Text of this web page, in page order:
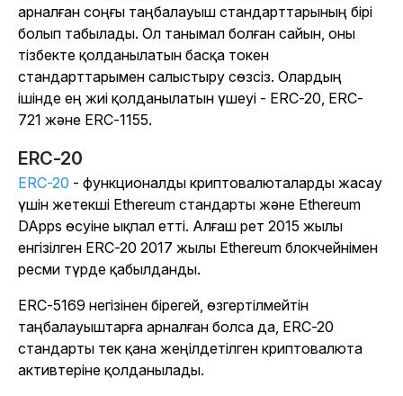
арналған соңғы таңбалауыш стандарттарының бірі
болып табылады. Ол танымал болған сайын, оны
тізбекте қолданылатын басқа токен
стандарттарымен салыстыру сөзсіз. Олардың
ішінде ең жиі қолданылатын үшеуі - ERC-20, ERC-
721 және ERC-1155.
ERC-20
ERC-20 - функционалды криптовалюталарды жасау
үшін жетекші Ethereum стандарты және Ethereum
DApps өсуіне ықпал етті. Алғаш рет 2015 жылы
енгізілген ERC-20 2017 жылы Ethereum блокчейнімен
ресми түрде қабылданды.
ERC-5169 негізінен бірегей, өзгертілмейтін
таңбалауыштарға арналған болса да, ERC-20
стандарты тек қана жеңілдетілген криптовалюта
активтеріне қолданылады.